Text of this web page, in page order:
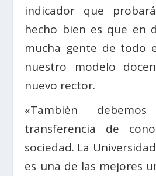
indicador que
hecho bien es que en
mucha gente de todo
nuestro modelo
nuevo rector.
«También
transferencia de
sociedad. La
es una de las mejores